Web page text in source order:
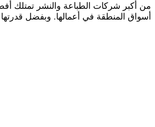
من أكبر شركات الطباعة والنشر تمتلك
أسواق المنطقة في أعمالها. وبفضل قدرتها